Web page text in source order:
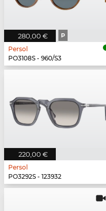
280,00 € P
Persol
PO3108S - 960/S3
220,00 €
Persol
PO3292S - 123932